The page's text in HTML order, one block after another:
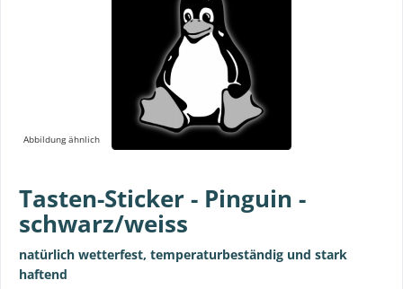
Abbildung ähnlich
Tasten-Sticker - Pinguin -
schwarz/weiss
natürlich wetterfest, temperaturbeständig und stark
haftend